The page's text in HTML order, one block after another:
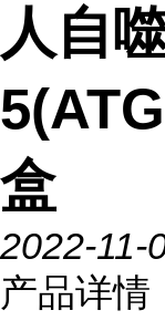
人自
盒
2022-11-
产品详情